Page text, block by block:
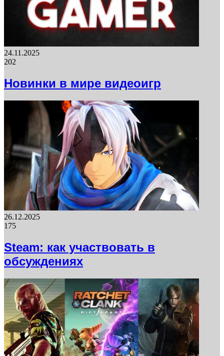
24.11.2025
202
Новинки в мире видеоигр
26.12.2025
175
Steam: как участвовать в
обсуждениях